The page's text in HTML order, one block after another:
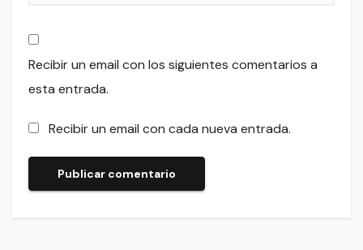
Recibir un email con los siguientes comentarios a
esta entrada.
Recibir un email con cada nueva entrada.